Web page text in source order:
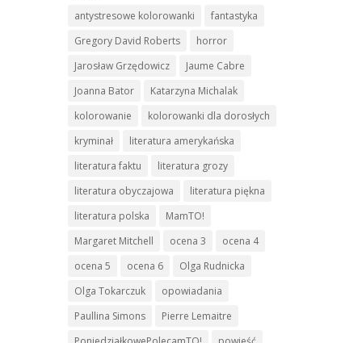
antystresowe kolorowanki
fantastyka
Gregory David Roberts
horror
Jarosław Grzędowicz
Jaume Cabre
Joanna Bator
Katarzyna Michalak
kolorowanie
kolorowanki dla dorosłych
kryminał
literatura amerykańska
literatura faktu
literatura grozy
literatura obyczajowa
literatura piękna
literatura polska
MamTO!
Margaret Mitchell
ocena 3
ocena 4
ocena 5
ocena 6
Olga Rudnicka
Olga Tokarczuk
opowiadania
Paullina Simons
Pierre Lemaitre